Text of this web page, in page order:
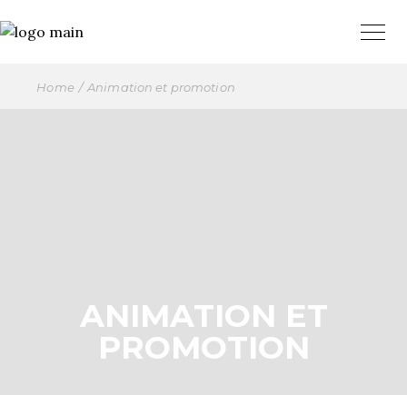
Home Animation et promotion
ANIMATION ET
PROMOTION